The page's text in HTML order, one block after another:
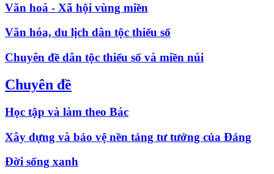
Văn hoá - Xã hội vùng miền
Văn hóa, du lịch dân tộc thiểu số
Chuyên đề dân tộc thiểu số và miền núi
Chuyên đề
Học tập và làm theo Bác
Xây dựng và bảo vệ nền tảng tư tưởng của Đảng
Đời sống xanh